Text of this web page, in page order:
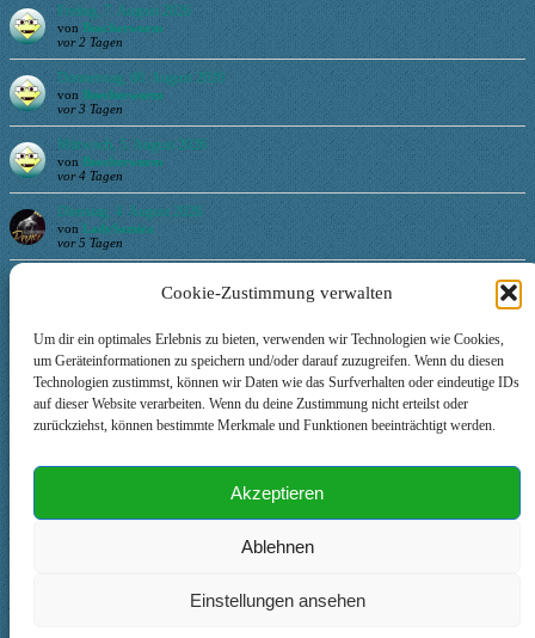
Cookie-Zustimmung verwalten
Um dir ein optimales Erlebnis zu bieten, verwenden wir Technologien wie Cookies,
um Geräteinformationen zu speichern und/oder darauf zuzugreifen. Wenn du diesen
Technologien zustimmst, können wir Daten wie das Surfverhalten oder eindeutige IDs
auf dieser Website verarbeiten. Wenn du deine Zustimmung nicht erteilst oder
zurückziehst, können bestimmte Merkmale und Funktionen beeinträchtigt werden.
Akzeptieren
Ablehnen
Einstellungen ansehen
Freitag, 7. August 2026
von Buecherwurm
vor 2 Tagen
Donnerstag, 06. August 2026
von Buecherwurm
vor 3 Tagen
Mittwoch, 5. August 2026
von Buecherwurm
vor 4 Tagen
Dienstag, 4. August 2026
von LadySamira
vor 5 Tagen
Login
Benutzername oder E-Mail-Adresse
Passwort